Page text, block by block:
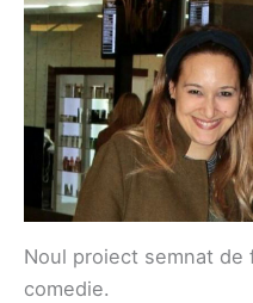
Noul proiect semnat de
comedie.